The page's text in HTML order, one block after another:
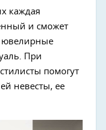
каждая
и сможет
ювелирные
При
помогут
невесты, ее